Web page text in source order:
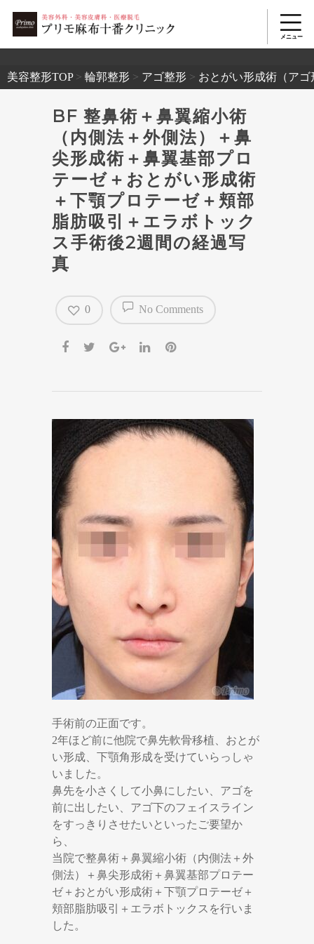
美容整形TOP> 輪郭整形 > アゴ整形 > おとがい形成術（アゴ
BF 整鼻術＋鼻翼縮小術
（内側法＋外側法）＋鼻
尖形成術＋鼻翼基部プロ
テーゼ＋おとがい形成術
＋下顎プロテーゼ＋頬部
脂肪吸引＋エラボトック
ス手術後2週間の経過写
真
No Comments
0
手術前の正面です。
2年ほど前に他院で鼻先軟骨移植、おとが
い形成、下顎角形成を受けていらっしゃ
いました。
鼻先を小さくして小鼻にしたい、アゴを
前に出したい、アゴ下のフェイスライン
をすっきりさせたいといったご要望か
ら、
当院で整鼻術＋鼻翼縮小術（内側法＋外
側法）＋鼻尖形成術＋鼻翼基部プロテー
ゼ＋おとがい形成術＋下顎プロテーゼ＋
頬部脂肪吸引＋エラボトックスを行いま
した。